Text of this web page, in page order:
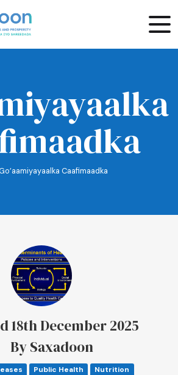
Caafimaadka
18thDecember2025
BySaxadoon
Public Health
Nutrition